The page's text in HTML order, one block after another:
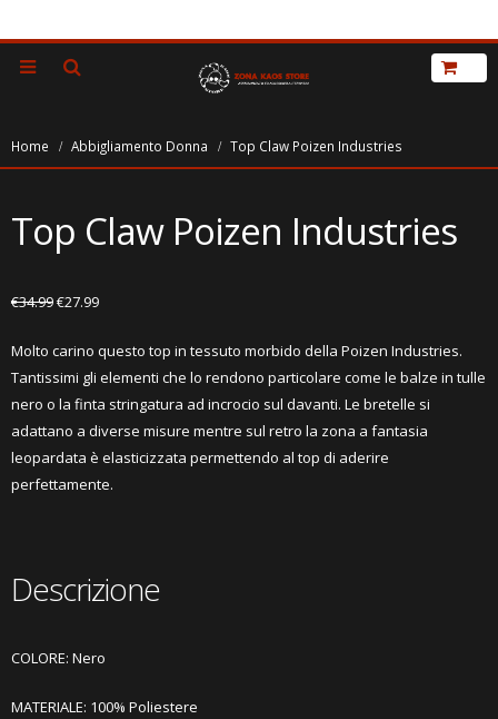
Home Abbigliamento Donna Top Claw Poizen Industries
Top Claw Poizen Industries
€34.99€27.99
Molto carino questo top in tessuto morbido della Poizen Industries.
Tantissimi gli elementi che lo rendono particolare come le balze in tulle
nero o la finta stringatura ad incrocio sul davanti. Le bretelle si
adattano a diverse misure mentre sul retro la zona a fantasia
leopardata è elasticizzata permettendo al top di aderire
perfettamente.
Descrizione
COLORE: Nero
MATERIALE: 100% Poliestere